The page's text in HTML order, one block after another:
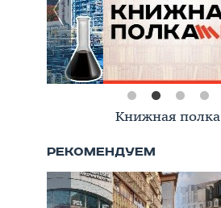
Книжная полка